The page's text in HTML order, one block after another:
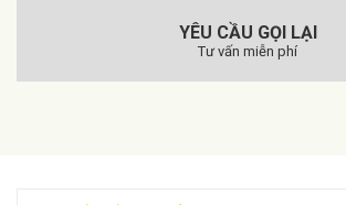
YÊU CẦU GỌI LẠI
Tư vấn miễn phí